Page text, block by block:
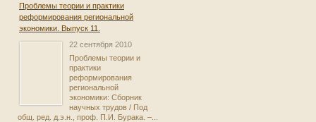
Проблемы теории и практики
реформирования региональной
экономики. Выпуск 11.
22 сентября 2010
Проблемы теории и
практики
реформирования
региональной
экономики: Сборник
научных трудов / Под
общ. ред. д.э.н., проф. П.И. Бурака. –...